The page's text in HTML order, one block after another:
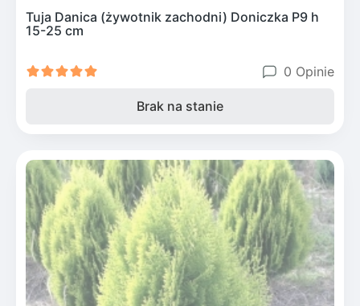
Tuja Danica (żywotnik zachodni) Doniczka P9 h
15-25 cm
0 Opinie
Brak na stanie